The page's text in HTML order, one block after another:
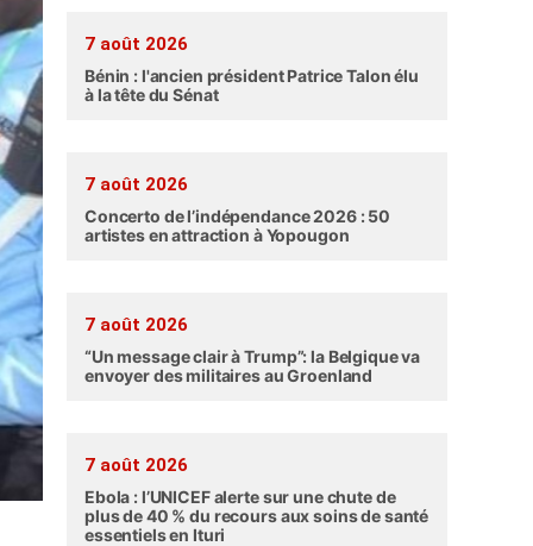
7 août 2026
Bénin : l'ancien président Patrice Talon élu
à la tête du Sénat
7 août 2026
Concerto de l’indépendance 2026 : 50
artistes en attraction à Yopougon
7 août 2026
“Un message clair à Trump”: la Belgique va
envoyer des militaires au Groenland
7 août 2026
Ebola : l’UNICEF alerte sur une chute de
plus de 40 % du recours aux soins de santé
essentiels en Ituri